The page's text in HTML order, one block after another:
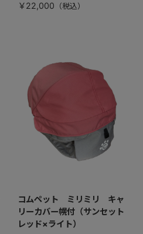
￥22,000
コムペット ミリミリ キャ
リーカバー幌付（サンセット
レッド×ライト）